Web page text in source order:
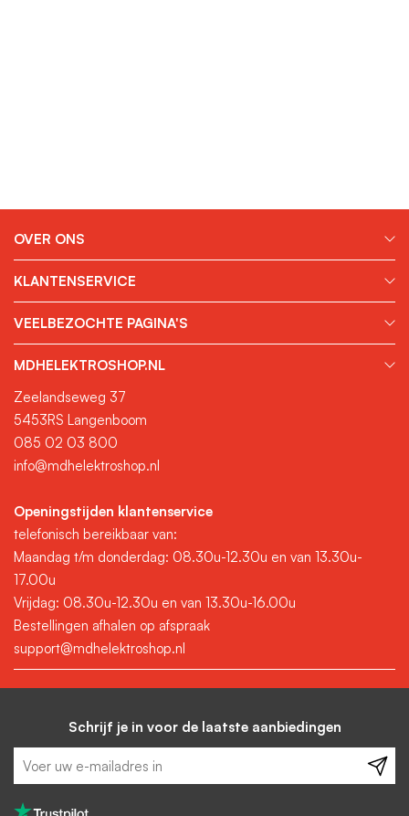
OVER ONS
KLANTENSERVICE
VEELBEZOCHTE PAGINA'S
MDHELEKTROSHOP.NL
Zeelandseweg 37
5453RS Langenboom
085 02 03 800
info@mdhelektroshop.nl
Openingstijden klantenservice
telefonisch bereikbaar van:
Maandag t/m donderdag: 08.30u-12.30u en van 13.30u-
17.00u
Vrijdag: 08.30u-12.30u en van 13.30u-16.00u
Bestellingen afhalen op afspraak
support@mdhelektroshop.nl
Schrijf je in voor de laatste aanbiedingen